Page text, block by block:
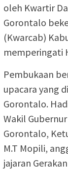
oleh Kwartir
Gorontalo
(Kwarcab)
memperingati
Pembukaan
upacara yang
Gorontalo.
Wakil
Gorontalo,
M.T Mopili,
jajaran